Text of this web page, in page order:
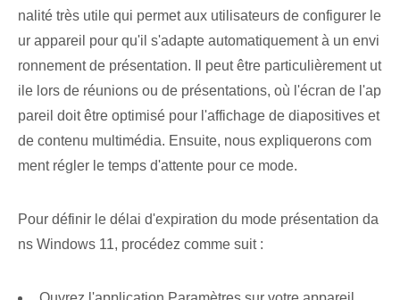
nalité très utile qui permet aux utilisateurs de configurer le
ur appareil pour qu'il s'adapte automatiquement à un envi
ronnement de présentation. Il peut être particulièrement ut
ile lors de réunions ou de présentations, où l'écran de l'ap
pareil doit être optimisé pour l'affichage de diapositives et
de contenu multimédia. Ensuite, nous expliquerons com
ment régler le temps d'attente pour ce mode.
Pour définir le délai d'expiration du mode présentation da
ns Windows 11, procédez comme suit :